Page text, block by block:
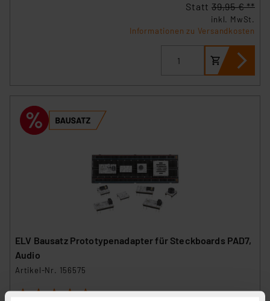
Statt 39,95 € **
inkl. MwSt.
Informationen zu Versandkosten
ELV Bausatz Prototypenadapter für Steckboards PAD7,
Audio
Artikel-Nr. 156575
1 2 3 4 5 (1)